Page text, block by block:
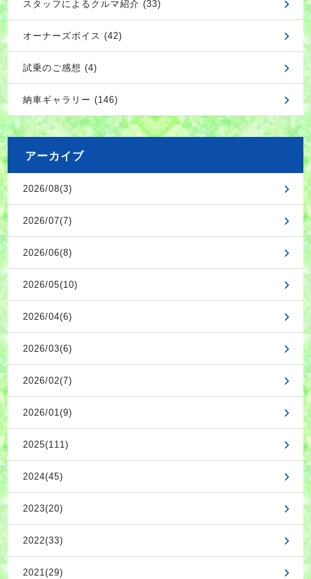
スタッフによるクルマ紹介 (33)
オーナーズボイス (42)
試乗のご感想 (4)
納車ギャラリー (146)
アーカイブ
2026/08(3)
2026/07(7)
2026/06(8)
2026/05(10)
2026/04(6)
2026/03(6)
2026/02(7)
2026/01(9)
2025(111)
2024(45)
2023(20)
2022(33)
2021(29)